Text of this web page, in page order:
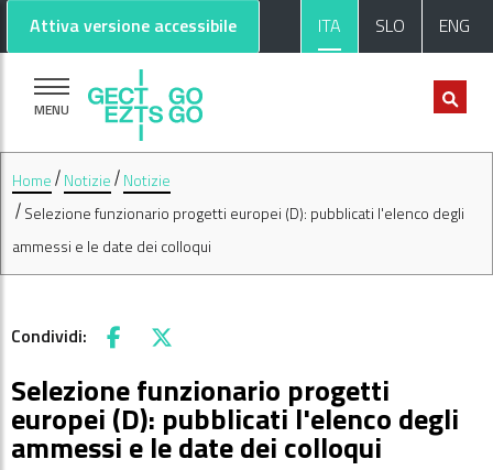
Vai al contenuto principale
Vai al footer
Attiva versione accessibile ITA SLO ENG
MENU
Home Notizie
Notizie
Selezione funzionario progetti europei (D): pubblicati l'elenco degli
ammessi e le date dei colloqui
Condividi: Facebook
X
Selezione funzionario progetti
europei (D): pubblicati l'elenco degli
ammessi e le date dei colloqui